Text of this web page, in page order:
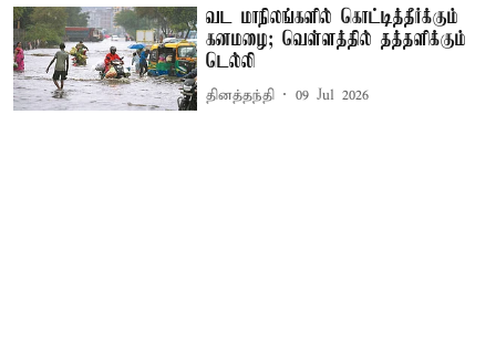
வட மாநிலங்களில் கொட்டித்தீர்க்கும்
கனமழை; வெள்ளத்தில் தத்தளிக்கும்
டெல்லி
தினத்தந்தி 09 Jul 2026